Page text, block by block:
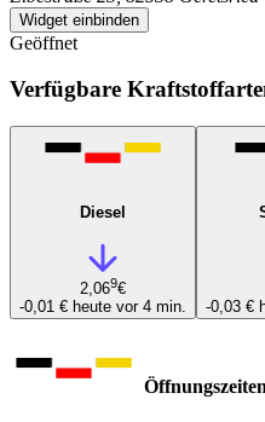
Widget einbinden
Geöffnet
Verfügbare
Diesel
2,069€
-0,01 € heute vor 4 min.
-0,03 €